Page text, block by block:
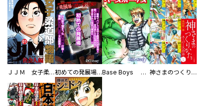
ＪＪＭ 女子柔道部物語 社会人編 初めての発展場 【白抜き修正版】 Base Boys 新装版 神さまのつくりかた。スーパー大合本